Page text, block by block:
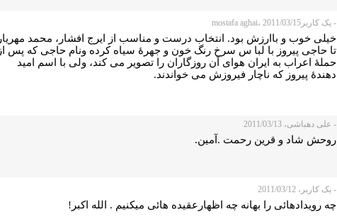
- یک کاربرmostafa aghai، 2011/03/15
خیلی خوب و باارزش بود. انتخاب درست و مناسب از ایرج افشار، محمد
تا حاجی پیروز با لبا س سرخ رنگ خون و جهرۀ سیاه کرده ونام حاجی که پس
حملۀ اعراب به ایران هوای آن روزگاران را تصویر می کند، ولی با اسم امید
دهندۀ پیروز که ناچار فیروزش می خواندند.
- علی دهباشی، 2011/03/13
روحش شاد و قرین رحمت .آمین.
- یک کاربر، 2011/03/12
چه رویدادهائی را بهانه چه اظهارعقیده هائی میکنیم . الله اکبر!